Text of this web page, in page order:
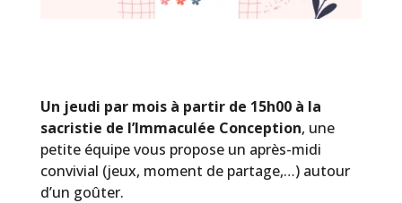
Un jeudi par mois à partir de 15h00 à la
sacristie de l’Immaculée Conception, une
petite équipe vous propose un après-midi
convivial (jeux, moment de partage,…) autour
d’un goûter.